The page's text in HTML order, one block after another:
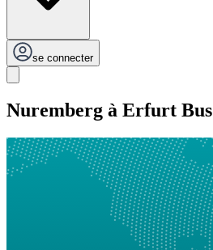
se connecter
Nuremberg à Erfurt Bus